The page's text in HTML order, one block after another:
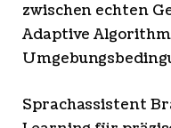
zwischen echten
Adaptive
Sprachassistent